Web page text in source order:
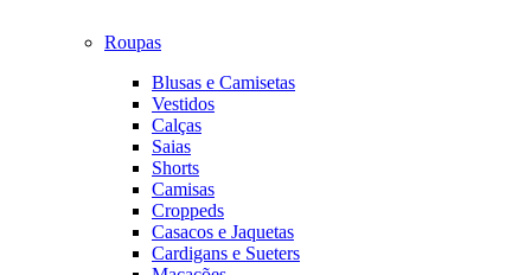
Roupas
Blusas e Camisetas
Vestidos
Calças
Saias
Shorts
Camisas
Croppeds
Casacos e Jaquetas
Cardigans e Sueters